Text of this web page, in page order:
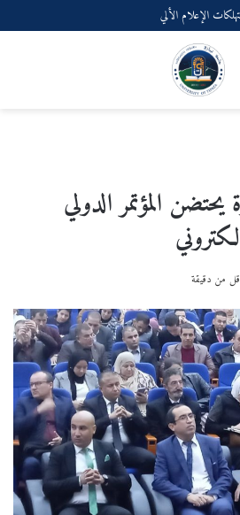
الإعلام الألي
يحتضن المؤتمر الدولي
من دقيقة